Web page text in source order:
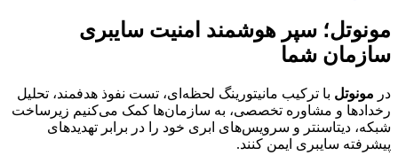
مونوتل؛ سپر هوشمند امنیت سایبری
سازمان شما
در مونوتل با ترکیب مانیتورینگ لحظه‌ای، تست نفوذ هدفمند، تحلیل
رخدادها و مشاوره تخصصی، به سازمان‌ها کمک می‌کنیم زیرساخت
شبکه، دیتاسنتر و سرویس‌های ابری خود را در برابر تهدیدهای
پیشرفته سایبری ایمن کنند.